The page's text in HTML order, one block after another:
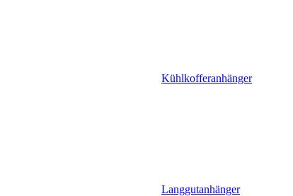
Kühlkofferanhänger
Langgutanhänger